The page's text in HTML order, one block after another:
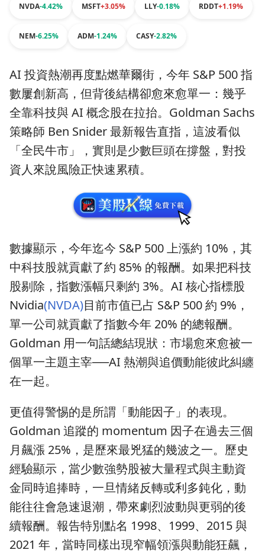
NVDA-4.42% MSFT+3.05% LLY-0.18% RDDT+1.19%
NEM-6.25% ADM-1.24% CASY-2.82%
AI 投資熱潮再度點燃華爾街，今年 S&P 500 指
數屢創新高，但背後結構卻愈來愈單一：幾乎
全靠科技與 AI 概念股在拉抬。Goldman Sachs
策略師 Ben Snider 最新報告直指，這波看似
「全民牛市」，實則是少數巨頭在撐盤，對投
資人來說風險正快速累積。
數據顯示，今年迄今 S&P 500 上漲約 10%，其
中科技股就貢獻了約 85% 的報酬。如果把科技
股剔除，指數漲幅只剩約 3%。AI 核心指標股
Nvidia(NVDA)目前市值已占 S&P 500 約 9%，
單一公司就貢獻了指數今年 20% 的總報酬。
Goldman 用一句話總結現狀：市場愈來愈被一
個單一主題主宰──AI 熱潮與追價動能彼此糾纏
在一起。
更值得警惕的是所謂「動能因子」的表現。
Goldman 追蹤的 momentum 因子在過去三個
月飆漲 25%，是歷來最兇猛的幾波之一。歷史
經驗顯示，當少數強勢股被大量程式與主動資
金同時追捧時，一旦情緒反轉或利多鈍化，動
能往往會急速退潮，帶來劇烈波動與更弱的後
續報酬。報告特別點名 1998、1999、2015 與
2021 年，當時同樣出現窄幅領漲與動能狂飆，